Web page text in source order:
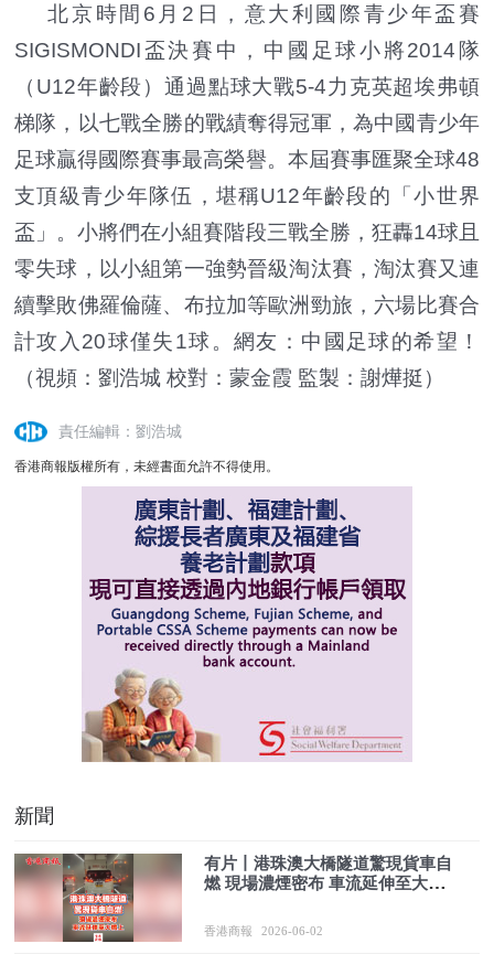
北京時間6月2日，意大利國際青少年盃賽
SIGISMONDI盃決賽中，中國足球小將2014隊
（U12年齡段）通過點球大戰5-4力克英超埃弗頓
梯隊，以七戰全勝的戰績奪得冠軍，為中國青少年
足球贏得國際賽事最高榮譽。本屆賽事匯聚全球48
支頂級青少年隊伍，堪稱U12年齡段的「小世界
盃」。小將們在小組賽階段三戰全勝，狂轟14球且
零失球，以小組第一強勢晉級淘汰賽，淘汰賽又連
續擊敗佛羅倫薩、布拉加等歐洲勁旅，六場比賽合
計攻入20球僅失1球。網友：中國足球的希望！
（視頻：劉浩城 校對：蒙金霞 監製：謝燁挺）
責任編輯：劉浩城
香港商報版權所有，未經書面允許不得使用。
新聞
有片丨港珠澳大橋隧道驚現貨車自
燃 現場濃煙密布 車流延伸至大橋
香港商報 2026-06-02